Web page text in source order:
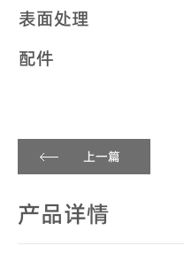
表面处理
配件
上一篇
产品详情